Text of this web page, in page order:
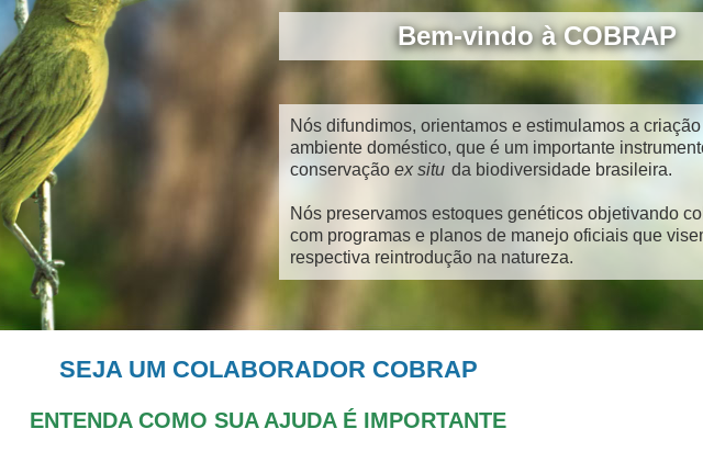
Bem-vindo à COBRAP
Nós difundimos, orientamos e estimulamos a
ambiente doméstico, que é um importante
conservação ex situ da biodiversidade brasileira.
Nós preservamos estoques genéticos objetivando
com programas e planos de manejo oficiais que
respectiva reintrodução na natureza.
SEJA UM COLABORADOR COBRAP
ENTENDA COMO SUA AJUDA É IMPORTANTE